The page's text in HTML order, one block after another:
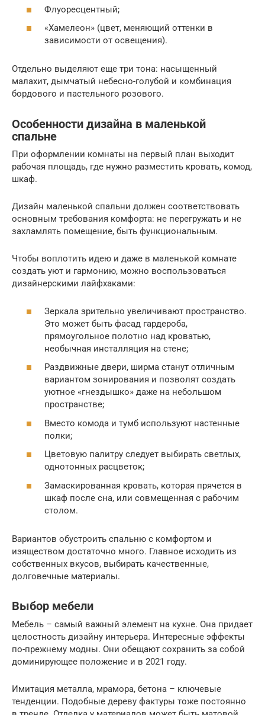
Флуоресцентный;
«Хамелеон» (цвет, меняющий оттенки в
зависимости от освещения).
Отдельно выделяют еще три тона: насыщенный
малахит, дымчатый небесно-голубой и комбинация
бордового и пастельного розового.
Особенности дизайна в маленькой
спальне
При оформлении комнаты на первый план выходит
рабочая площадь, где нужно разместить кровать, комод,
шкаф.
Дизайн маленькой спальни должен соответствовать
основным требования комфорта: не перегружать и не
захламлять помещение, быть функциональным.
Чтобы воплотить идею и даже в маленькой комнате
создать уют и гармонию, можно воспользоваться
дизайнерскими лайфхаками:
Зеркала зрительно увеличивают пространство.
Это может быть фасад гардероба,
прямоугольное полотно над кроватью,
необычная инсталляция на стене;
Раздвижные двери, ширма станут отличным
вариантом зонирования и позволят создать
уютное «гнездышко» даже на небольшом
пространстве;
Вместо комода и тумб используют настенные
полки;
Цветовую палитру следует выбирать светлых,
однотонных расцветок;
Замаскированная кровать, которая прячется в
шкаф после сна, или совмещенная с рабочим
столом.
Вариантов обустроить спальню с комфортом и
изяществом достаточно много. Главное исходить из
собственных вкусов, выбирать качественные,
долговечные материалы.
Выбор мебели
Мебель – самый важный элемент на кухне. Она придает
целостность дизайну интерьера. Интересные эффекты
по-прежнему модны. Они обещают сохранить за собой
доминирующее положение и в 2021 году.
Имитация металла, мрамора, бетона – ключевые
тенденции. Подобные дереву фактуры тоже постоянно